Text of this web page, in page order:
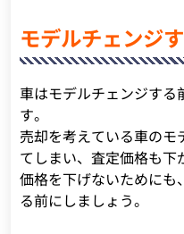
モデルチェンジ
車はモデルチェンジする
す。
売却を考えている車のモ
てしまい、査定価格も
価格を下げないためにも
る前にしましょう。